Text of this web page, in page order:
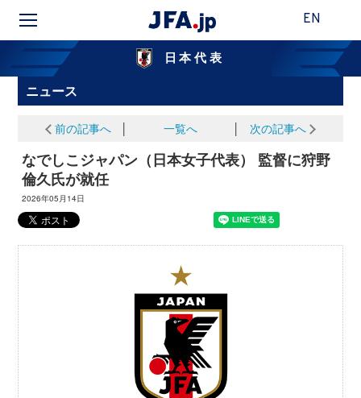
EN
日本代表
ニュース
前の記事へ 一覧へ 次の記事へ
なでしこジャパン（日本女子代表） 監督に狩野
倫久氏が就任
2026年05月14日